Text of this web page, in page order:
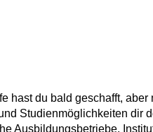
hast du bald geschafft,
Studienmöglichkeiten dir
Ausbildungsbetriebe,